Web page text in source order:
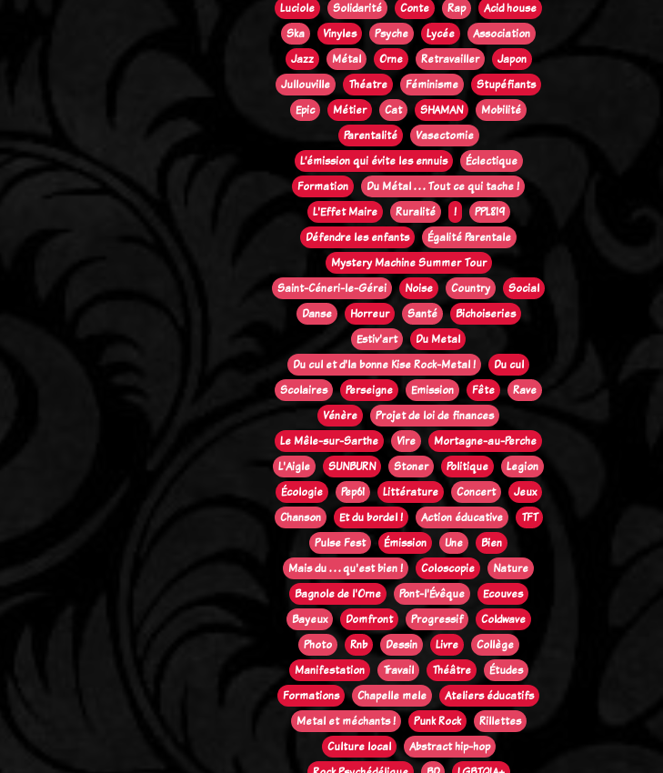
Luciole
Solidarité Conte Rap
Acid house
Ska
Vinyles Psyche Lycée
Association
Jazz
Métal Orne Retravailler
Japon
Jullouville
Théatre Féminisme
Stupéfiants
Epic
Métier Cat SHAMAN
Mobilité
Parentalité
Vasectomie
L’émission qui évite les ennuis
Éclectique
Formation
Du Métal . . . Tout ce qui tache !
L'Effet Maire
Ruralité !
PPL819
Défendre les enfants
Égalité Parentale
Mystery Machine Summer Tour
Saint-Céneri-le-Gérei
Noise Country
Social
Danse
Horreur Santé
Bichoiseries
Estiv'art
Du Metal
Du cul et d'la bonne Kise Rock-Metal !
Du cul
Scolaires
Perseigne Emission Fête
Rave
Vénère
Projet de loi de finances
Le Mêle-sur-Sarthe
Vire
Mortagne-au-Perche
L'Aigle
SUNBURN Stoner Politique
Legion
Écologie
Pep61 Littérature Concert
Jeux
Chanson
Et du bordel ! Action éducative
TFT
Pulse Fest
Émission Une
Bien
Mais du . . . qu'est bien !
Coloscopie
Nature
Bagnole de l'Orne
Pont-l'Évêque
Ecouves
Bayeux
Domfront Progressif
Coldwave
Photo
Rnb Dessin Livre
Collège
Manifestation
Travail Théâtre
Études
Formations
Chapelle mele
Ateliers éducatifs
Metal et méchants !
Punk Rock
Rillettes
Culture local
Abstract hip-hop